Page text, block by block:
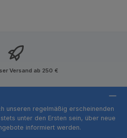
Versand ab 250 €
unseren regelmäßig erscheinenden
unter den Ersten sein, über neue
informiert werden.